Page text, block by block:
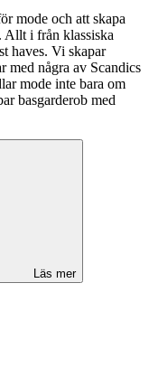
mode och att skapa
Allt i från klassiska
haves. Vi skapar
med några av Scandics
mode inte bara om
basgarderob med
Läs mer